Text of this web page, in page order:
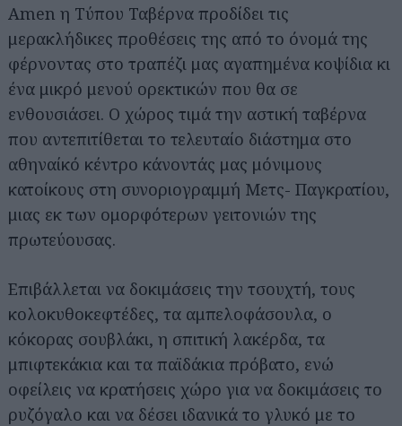
Amen η Τύπου Ταβέρνα προδίδει τις
μερακλήδικες προθέσεις της από το όνομά της
φέρνοντας στο τραπέζι μας αγαπημένα κοψίδια κι
ένα μικρό μενού ορεκτικών που θα σε
ενθουσιάσει. Ο χώρος τιμά την αστική ταβέρνα
που αντεπιτίθεται το τελευταίο διάστημα στο
αθηναίκό κέντρο κάνοντάς μας μόνιμους
κατοίκους στη συνοριογραμμή Μετς- Παγκρατίου,
μιας εκ των ομορφότερων γειτονιών της
πρωτεύουσας.
Επιβάλλεται να δοκιμάσεις την τσουχτή, τους
κολοκυθοκεφτέδες, τα αμπελοφάσουλα, ο
κόκορας σουβλάκι, η σπιτική λακέρδα, τα
μπιφτεκάκια και τα παϊδάκια πρόβατο, ενώ
οφείλεις να κρατήσεις χώρο για να δοκιμάσεις το
ρυζόγαλο και να δέσει ιδανικά το γλυκό με το